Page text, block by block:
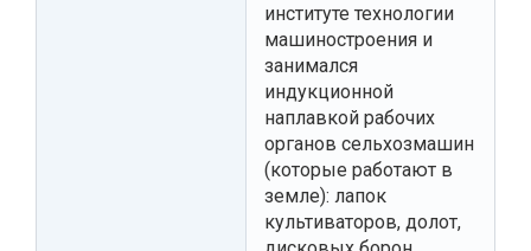
институте технологии
машиностроения и
занимался
индукционной
наплавкой рабочих
органов сельхозмашин
(которые работают в
земле): лапок
культиваторов, долот,